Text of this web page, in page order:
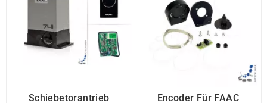
Schiebetorantrieb
Encoder Für FAAC